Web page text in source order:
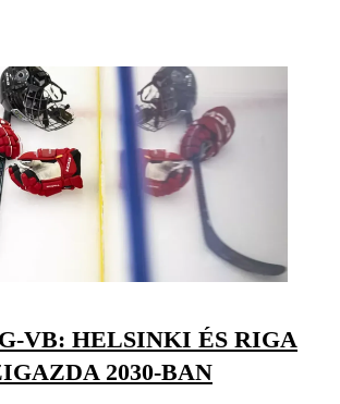
VB: HELSINKI ÉS RIGA
2030-BAN